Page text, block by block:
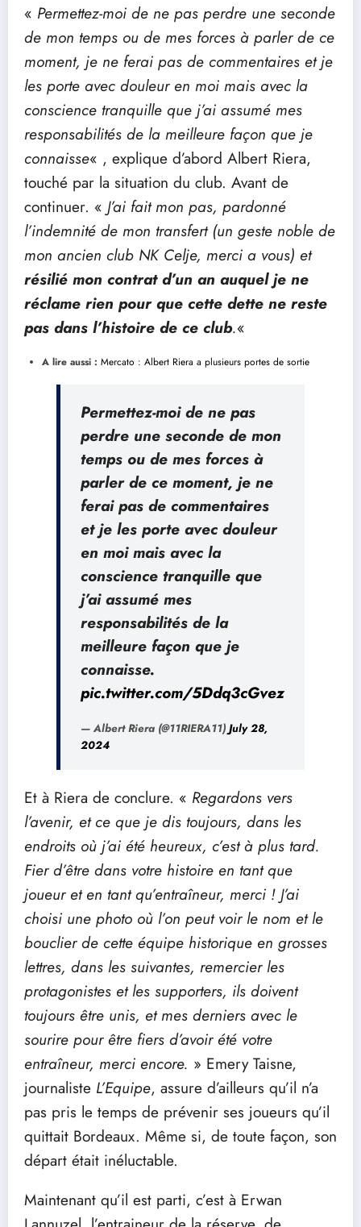
« Permettez-moi de ne pas perdre une seconde
de mon temps ou de mes forces à parler de ce
moment, je ne ferai pas de commentaires et je
les porte avec douleur en moi mais avec la
conscience tranquille que j’ai assumé mes
responsabilités de la meilleure façon que je
connaisse« , explique d’abord Albert Riera,
touché par la situation du club. Avant de
continuer. « J’ai fait mon pas, pardonné
l’indemnité de mon transfert (un geste noble de
mon ancien club NK Celje, merci a vous) et
résilié mon contrat d’un an auquel je ne
réclame rien pour que cette dette ne reste
pas dans l’histoire de ce club.«
A lire aussi : Mercato : Albert Riera a plusieurs portes de sortie
Permettez-moi de ne pas
perdre une seconde de mon
temps ou de mes forces à
parler de ce moment, je ne
ferai pas de commentaires
et je les porte avec douleur
en moi mais avec la
conscience tranquille que
j’ai assumé mes
responsabilités de la
meilleure façon que je
connaisse.
pic.twitter.com/5Ddq3cGvez
— Albert Riera (@11RIERA11) July 28,
2024
Et à Riera de conclure. « Regardons vers
l’avenir, et ce que je dis toujours, dans les
endroits où j’ai été heureux, c’est à plus tard.
Fier d’être dans votre histoire en tant que
joueur et en tant qu’entraîneur, merci ! J’ai
choisi une photo où l’on peut voir le nom et le
bouclier de cette équipe historique en grosses
lettres, dans les suivantes, remercier les
protagonistes et les supporters, ils doivent
toujours être unis, et mes derniers avec le
sourire pour être fiers d’avoir été votre
entraîneur, merci encore. » Emery Taisne,
journaliste L’Equipe, assure d’ailleurs qu’il n’a
pas pris le temps de prévenir ses joueurs qu’il
quittait Bordeaux. Même si, de toute façon, son
départ était inéluctable.
Maintenant qu’il est parti, c’est à Erwan